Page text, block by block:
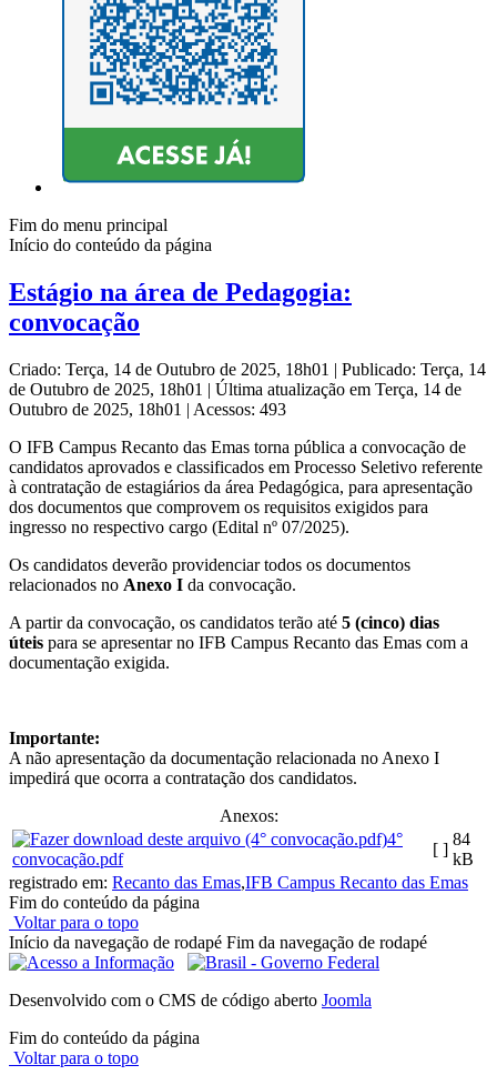
Fim do menu principal
Início do conteúdo da página
Estágio na área de Pedagogia:
convocação
Criado: Terça, 14 de Outubro de 2025, 18h01 | Publicado: Terça, 14
de Outubro de 2025, 18h01 | Última atualização em Terça, 14 de
Outubro de 2025, 18h01 | Acessos: 493
O IFB Campus Recanto das Emas torna pública a convocação de
candidatos aprovados e classificados em Processo Seletivo referente
à contratação de estagiários da área Pedagógica, para apresentação
dos documentos que comprovem os requisitos exigidos para
ingresso no respectivo cargo (Edital nº 07/2025).
Os candidatos deverão providenciar todos os documentos
relacionados no Anexo I da convocação.
A partir da convocação, os candidatos terão até 5 (cinco) dias
úteis para se apresentar no IFB Campus Recanto das Emas com a
documentação exigida.
Importante:
A não apresentação da documentação relacionada no Anexo I
impedirá que ocorra a contratação dos candidatos.
Anexos:
4°
convocação.pdf
[ ]
84
kB
registrado em: Recanto das Emas,IFB Campus Recanto das Emas
Fim do conteúdo da página
Voltar para o topo
Início da navegação de rodapé Fim da navegação de rodapé
Desenvolvido com o CMS de código aberto Joomla
Fim do conteúdo da página
Voltar para o topo